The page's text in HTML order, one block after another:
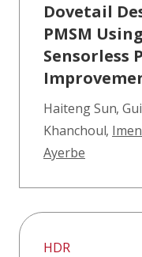
Dovetail
PMSM
Sensorless
Haiteng Sun,
Khanchoul,
Ayerbe
HDR